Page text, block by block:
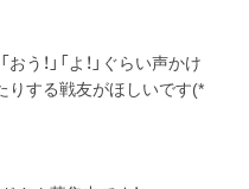
！」「よ！」ぐらい声かけ
りする戦友がほしいです(*